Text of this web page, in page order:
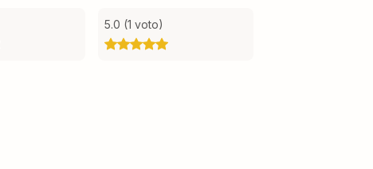
5.0 (1 voto)